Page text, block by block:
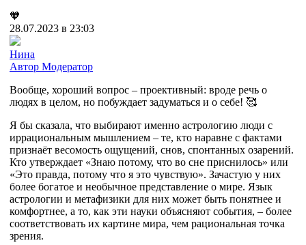
🧡
28.07.2023 в 23:03
Нина
Автор Модератор
Вообще, хороший вопрос – проективный: вроде речь о
людях в целом, но побуждает задуматься и о себе! 🥰
Я бы сказала, что выбирают именно астрологию люди с
иррациональным мышлением – те, кто наравне с фактами
признаёт весомость ощущений, снов, спонтанных озарений.
Кто утверждает «Знаю потому, что во сне приснилось» или
«Это правда, потому что я это чувствую». Зачастую у них
более богатое и необычное представление о мире. Язык
астрологии и метафизики для них может быть понятнее и
комфортнее, а то, как эти науки объясняют события, – более
соответствовать их картине мира, чем рациональная точка
зрения.